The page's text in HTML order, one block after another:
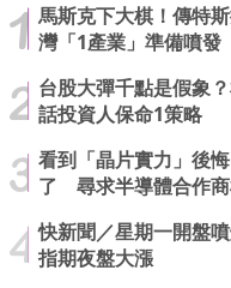
馬斯克下大棋！傳特
灣「1產業」準備噴發
台股大彈千點是假象
話投資人保命1策略
看到「晶片實力」後
了 尋求半導體合作
快新聞／星期一開盤
指期夜盤大漲